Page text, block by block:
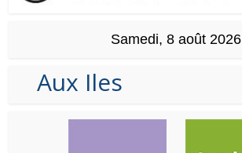
Samedi, 8 août 2026
Aux Iles